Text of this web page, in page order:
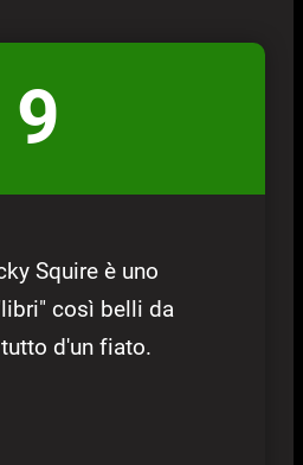
9
Squire è uno
così belli da
d'un fiato.